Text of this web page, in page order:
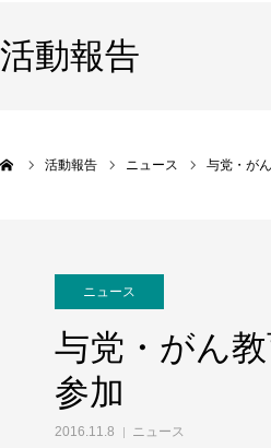
活動報告
活動報告 ニュース 与党・が
ニュース
与党・がん
参加
2016.11.8 ニュース